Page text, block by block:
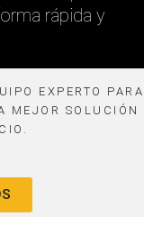
rápida y
EXPERTO PARA
MEJOR SOLUCIÓN